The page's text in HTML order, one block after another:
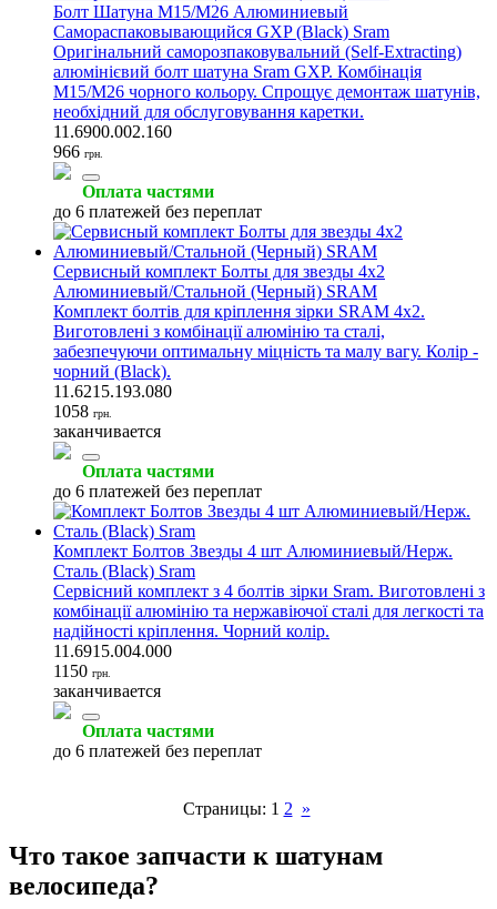
Болт Шатуна M15/M26 Алюминиевый
Самораспаковывающийся GXP (Black) Sram
Оригінальний саморозпаковувальний (Self-Extracting)
алюмінієвий болт шатуна Sram GXP. Комбінація
M15/M26 чорного кольору. Спрощує демонтаж шатунів,
необхідний для обслуговування каретки.
11.6900.002.160
966 грн.
Оплата частями
до 6 платежей без переплат
Сервисный комплект Болты для звезды 4x2
Алюминиевый/Стальной (Черный) SRAM
Комплект болтів для кріплення зірки SRAM 4x2.
Виготовлені з комбінації алюмінію та сталі,
забезпечуючи оптимальну міцність та малу вагу. Колір -
чорний (Black).
11.6215.193.080
1058 грн.
заканчивается
Оплата частями
до 6 платежей без переплат
Комплект Болтов Звезды 4 шт Алюминиевый/Нерж.
Сталь (Black) Sram
Сервісний комплект з 4 болтів зірки Sram. Виготовлені з
комбінації алюмінію та нержавіючої сталі для легкості та
надійності кріплення. Чорний колір.
11.6915.004.000
1150 грн.
заканчивается
Оплата частями
до 6 платежей без переплат
Страницы: 1 2 »
Что такое запчасти к шатунам
велосипеда?